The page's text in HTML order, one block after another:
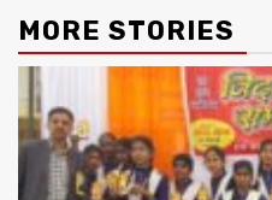
MORE STORIES